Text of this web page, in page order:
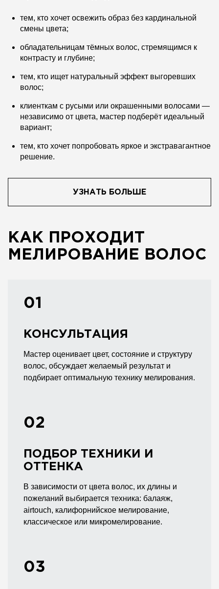
тем, кто хочет освежить образ без кардинальной
смены цвета;
обладательницам тёмных волос, стремящимся к
контрасту и глубине;
тем, кто ищет натуральный эффект выгоревших
волос;
клиенткам с русыми или окрашенными волосами —
независимо от цвета, мастер подберёт идеальный
вариант;
тем, кто хочет попробовать яркое и экстравагантное
решение.
УЗНАТЬ БОЛЬШЕ
КАК ПРОХОДИТ
МЕЛИРОВАНИЕ ВОЛОС
01
КОНСУЛЬТАЦИЯ
Мастер оценивает цвет, состояние и структуру
волос, обсуждает желаемый результат и
подбирает оптимальную технику мелирования.
02
ПОДБОР ТЕХНИКИ И
ОТТЕНКА
В зависимости от цвета волос, их длины и
пожеланий выбирается техника: балаяж,
airtouch, калифорнийское мелирование,
классическое или микромелирование.
03